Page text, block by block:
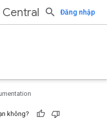
Central Đăng nhập
không?